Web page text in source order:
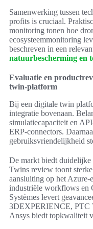
Samenwerking tussen
profits is cruciaal.
monitoring tonen hoe
ecosysteemmonitoring
beschreven in een
natuurbescherming en
Evaluatie en
twin-platform
Bij een digitale twin
integratie bovenaan.
simulatiecapaciteit en
ERP-connectors.
gebruiksvriendelijkheid
De markt biedt
Twins review toont
aansluiting op het Azure-
industriële workflows en
Systèmes levert
3DEXPERIENCE, PTC
Ansys biedt topkwaliteit